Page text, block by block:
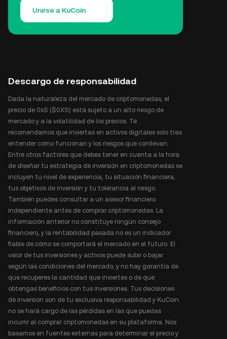
Unirse a KuCoin
Descargo de responsabilidad
Dada la naturaleza del mercado de criptomonedas, el
precio de 0xS ($0XS) está sujeto a un alto riesgo de
mercado y a la volatilidad de los precios. Te
recomendamos que inviertas en activos digitales solo tras
entender cómo funcionan y los riesgos que conllevan.
Entre otros factores que debes tener en cuenta a la hora
de diseñar tu estrategia de inversión en criptomonedas se
incluyen tu nivel de experiencia, tu situación financiera,
tus objetivos de inversión y tu tolerancia al riesgo.
También puedes consultar a un asesor financiero
independiente antes de comprar criptomonedas. La
información anterior no constituye ningún consejo
financiero, y la rentabilidad pasada no es un indicador
fiable de cómo se comportará el mercado en el futuro. El
valor de tus inversiones y activos puede subir o bajar
según las condiciones del mercado, y no hay garantía de
que recuperes la cantidad que inviertes o de que
obtengas beneficios con tus inversiones. Tus decisiones
de inversión son de tu exclusiva responsabilidad y KuCoin
no se hará cargo de las pérdidas en las que puedas
incurrir al comprar criptomonedas en su plataforma. Nos
basamos en fuentes externas para determinar el precio y